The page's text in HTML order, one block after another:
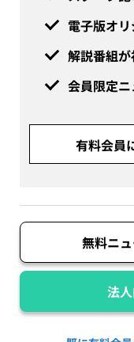
電子版オ
解説番組
会員限定
有料会員
無料ニ
法